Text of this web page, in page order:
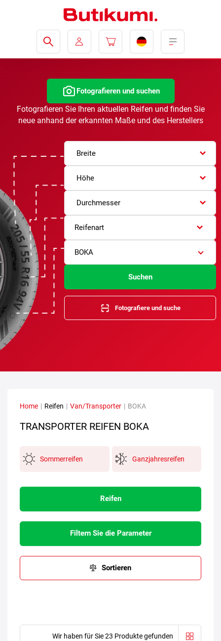
Fotografieren und suchen
Fotografieren Sie Ihren aktuellen Reifen und finden Sie
neue anhand der erkannten Maße und des Herstellers
Breite
Höhe
Durchmesser
Reifenart
BOKA
Suchen
Fotografiere und suche
Home | Reifen | Van/Transporter | BOKA
TRANSPORTER REIFEN BOKA
Sommerreifen Ganzjahresreifen
Reifen
Filtern Sie die Parameter
Sortieren
Wir haben für Sie 23 Produkte gefunden